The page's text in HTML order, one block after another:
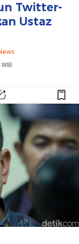
Twitter-
Ustaz